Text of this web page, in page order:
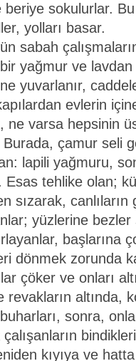
beriye sokulurlar.
yolları basar.
sabah
yağmur ve
yuvarlanır,
evlerin
ne varsa hepsinin
Burada, çamur seli
lapili yağmuru,
Esas tehlike olan;
sızarak,
yüzlerine
başlarına
dönmek zorunda
çöker ve onları
altında,
sonra,
kıyıya ve hatta